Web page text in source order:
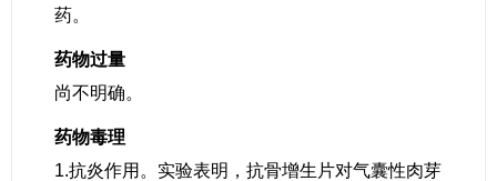
药。
药物过量
尚不明确。
药物毒理
1.抗炎作用。实验表明，抗骨增生片对气囊性肉芽